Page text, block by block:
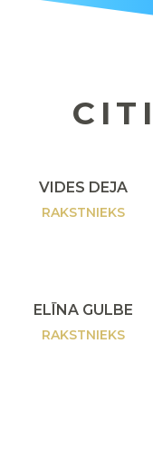
VIDES DEJA
RAKSTNIEKS
ELĪNA GULBE
RAKSTNIEKS